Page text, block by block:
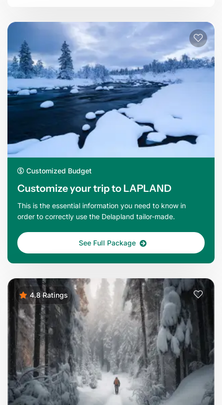
Customized Budget
Customize your trip to LAPLAND
This is the essential information you need to know in
order to correctly use the Delapland tailor-made.
See Full Package
4.8 Ratings